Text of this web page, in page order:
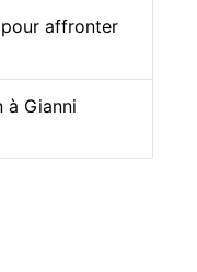
affronter
à Gianni